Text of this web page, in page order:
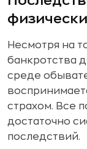
Несмотря на
банкротства
среде
страхом. Все
достаточно
последствий.